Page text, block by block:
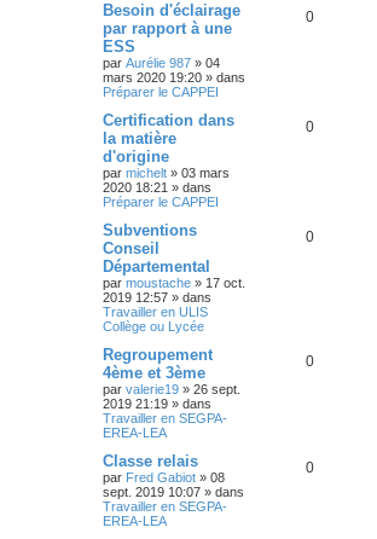
Besoin d'éclairage
par rapport à une
ESS
par Aurélie 987 » 04
mars 2020 19:20 » dans
Préparer le CAPPEI
0
Certification dans
la matière
d'origine
par michelt » 03 mars
2020 18:21 » dans
Préparer le CAPPEI
0
Subventions
Conseil
Départemental
par moustache » 17 oct.
2019 12:57 » dans
Travailler en ULIS
Collège ou Lycée
0
Regroupement
4ème et 3ème
par valerie19 » 26 sept.
2019 21:19 » dans
Travailler en SEGPA-
EREA-LEA
0
Classe relais
par Fred Gabiot » 08
sept. 2019 10:07 » dans
Travailler en SEGPA-
EREA-LEA
0